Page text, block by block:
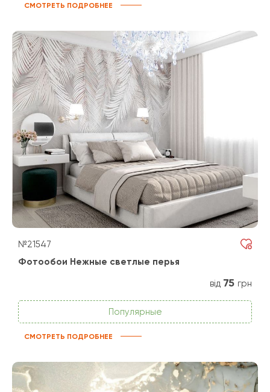
СМОТРЕТЬ ПОДРОБНЕЕ
№21547
Фотообои Нежные светлые перья
від 75 грн
Популярные
СМОТРЕТЬ ПОДРОБНЕЕ